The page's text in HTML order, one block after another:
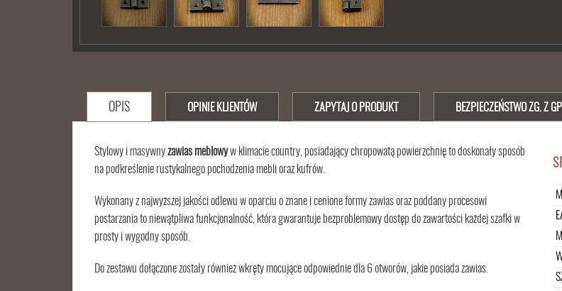
OPIS
Stylowy i masywnyzawias meblowyw klimacie country, posiadający chropowatą powierzchnię to doskonały sposób
na podkreślenie rustykalnego pochodzenia mebli oraz kufrów.
Wykonany z najwyższej jakości odlewu w oparciu o znane i cenione formy zawias oraz poddany procesowi
postarzania to niewątpliwa funkcjonalność, która gwarantuje bezproblemowy dostęp do zawartości każdej szafki w
prosty i wygodny sposób.
Do zestawu dołączone zostały również wkręty mocujące odpowiednie dla 6 otworów, jakie posiada zawias.
OPINIE KLIENTÓW ZAPYTAJ O PRODUKT BEZPIECZEŃSTWO ZG. Z